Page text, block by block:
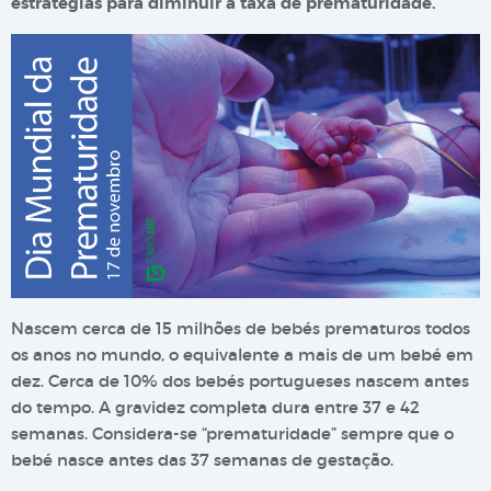
Nascem cerca de 15 milhões de bebés prematuros todos
os anos no mundo, o equivalente a mais de um bebé em
dez. Cerca de 10% dos bebés portugueses nascem antes
do tempo. A gravidez completa dura entre 37 e 42
semanas. Considera-se “prematuridade” sempre que o
bebé nasce antes das 37 semanas de gestação.